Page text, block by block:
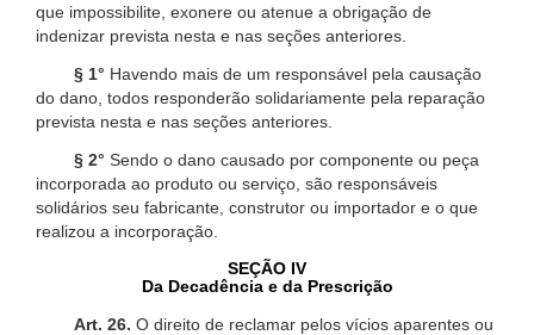
que impossibilite, exonere ou atenue a obrigação de
indenizar prevista nesta e nas seções anteriores.
§ 1° Havendo mais de um responsável pela causação
do dano, todos responderão solidariamente pela reparação
prevista nesta e nas seções anteriores.
§ 2° Sendo o dano causado por componente ou peça
incorporada ao produto ou serviço, são responsáveis
solidários seu fabricante, construtor ou importador e o que
realizou a incorporação.
SEÇÃO IV
Da Decadência e da Prescrição
Art. 26. O direito de reclamar pelos vícios aparentes ou